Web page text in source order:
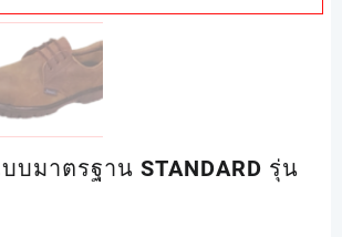
บบมาตรฐาน STANDARD รุ่น